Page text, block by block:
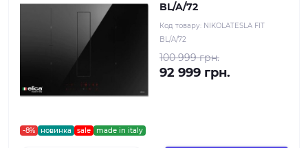
-8% новинка sale made in italy
BL/A/72
Код товару: NIKOLATESLA FIT
BL/A/72
100 999 грн.
92 999 грн.